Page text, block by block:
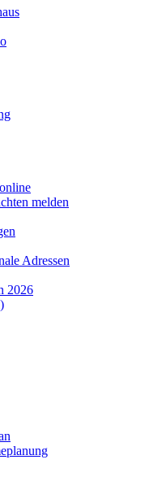
melden
Adressen
2026